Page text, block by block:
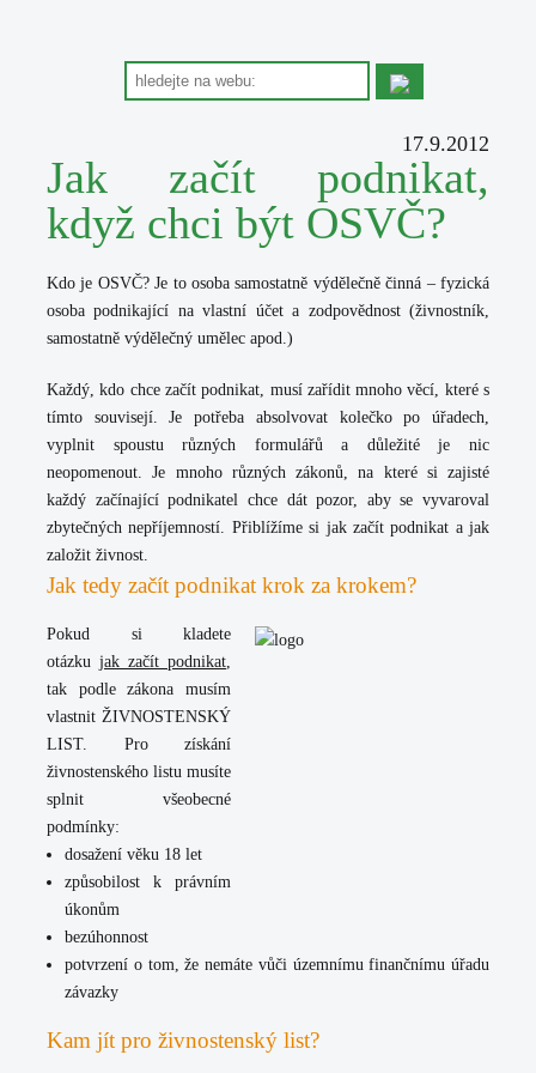
Jak začít podnikat,
když chci být OSVČ?
17.9.2012
Kdo je OSVČ? Je to osoba samostatně výdělečně činná – fyzická
osoba podnikající na vlastní účet a zodpovědnost (živnostník,
samostatně výdělečný umělec apod.)
Každý, kdo chce začít podnikat, musí zařídit mnoho věcí, které s
tímto souvisejí. Je potřeba absolvovat kolečko po úřadech,
vyplnit spoustu různých formulářů a důležité je nic
neopomenout. Je mnoho různých zákonů, na které si zajisté
každý začínající podnikatel chce dát pozor, aby se vyvaroval
zbytečných nepříjemností. Přiblížíme si jak začít podnikat a jak
založit živnost.
Jak tedy začít podnikat krok za krokem?
Pokud si kladete
otázku jak začít podnikat,
tak podle zákona musím
vlastnit ŽIVNOSTENSKÝ
LIST. Pro získání
živnostenského listu musíte
splnit všeobecné
podmínky:
dosažení věku 18 let
způsobilost k právním
úkonům
bezúhonnost
potvrzení o tom, že nemáte vůči územnímu finančnímu úřadu
závazky
Kam jít pro živnostenský list?